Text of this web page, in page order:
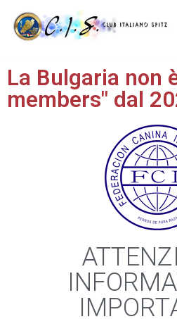
Vai
contenuto
La Bulgaria non
members" dal